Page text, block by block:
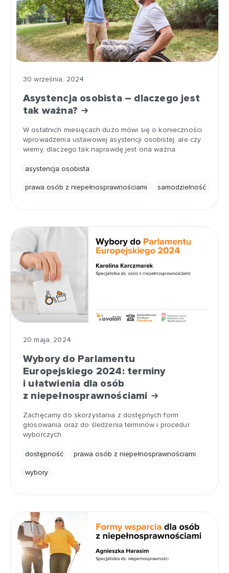
30 września, 2024
Asystencja osobista – dlaczego jest
tak ważna?
W ostatnich miesiącach dużo mówi się o konieczności
wprowadzenia ustawowej asystencji osobistej, ale czy
wiemy, dlaczego tak naprawdę jest ona ważna.
asystencja osobista
prawa osób z niepełnosprawnościami samodzielność
20 maja, 2024
Wybory do Parlamentu
Europejskiego 2024: terminy
i ułatwienia dla osób
z niepełnosprawnościami
Zachęcamy do skorzystania z dostępnych form
głosowania oraz do śledzenia terminów i procedur
wyborczych.
dostępność prawa osób z niepełnosprawnościami
wybory